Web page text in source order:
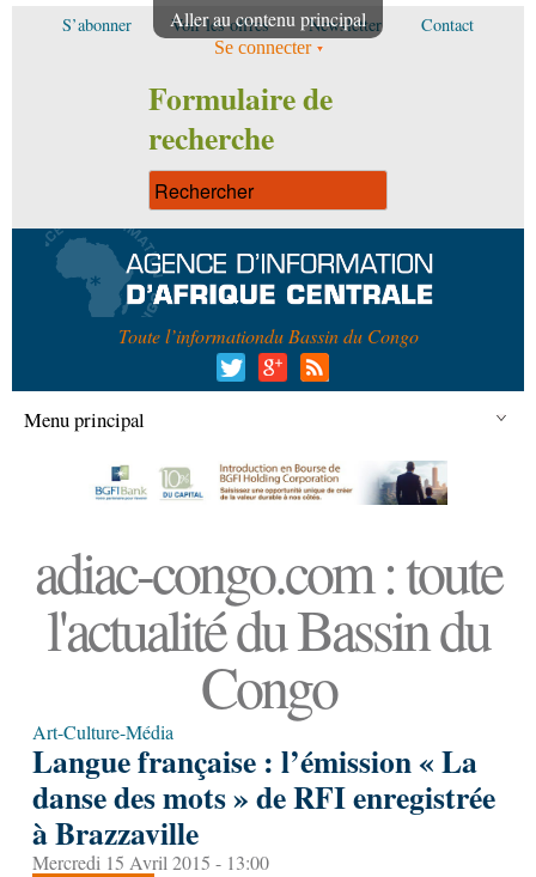
Aller au contenu principal
S’abonner Voir les offres Newsletter Contact
Se connecter
Formulaire de
recherche
Toute l’informationdu Bassin du Congo
Menu principal
adiac-congo.com : toute
l'actualité du Bassin du
Congo
Art-Culture-Média
Langue française : l’émission « La
danse des mots » de RFI enregistrée
à Brazzaville
Mercredi 15 Avril 2015 - 13:00